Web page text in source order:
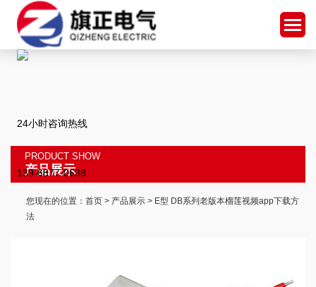
24小时咨询热线
139-6877-0638
PRODUCT SHOW
产品展示
您现在的位置： 首页 > 产品展示 > E型 DB系列老版本榴莲视频app下载方
法